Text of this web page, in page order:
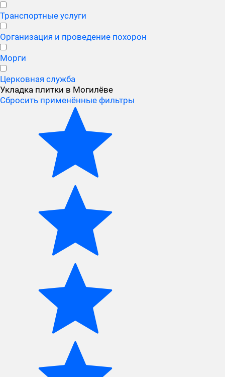
Транспортные услуги
Организация и проведение похорон
Морги
Церковная служба
Укладка плитки в Могилёве
Сбросить применённые фильтры